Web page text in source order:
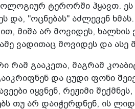
ტერორში ჰყავთ. ეს
და, "ოცნებას" აძლევენ
მიშა არ მოვიდეს, ხალხის
ვადითაც მოვიდეს და
რამ გააკეთა, მაგრამ
და ცუდი ფონი
იყვნენ, რეჟიმი
თუ არ დაიჭერდნენ, ის